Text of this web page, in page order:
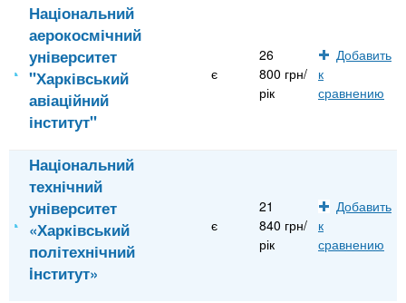
Національний
аерокосмічний
університет
"Харківський
авіаційний
інститут"
є
26
800 грн/
рік
Добавить
к
сравнению
Національний
технічний
університет
«Харківський
політехнічний
iнститут»
є
21
840 грн/
рік
Добавить
к
сравнению